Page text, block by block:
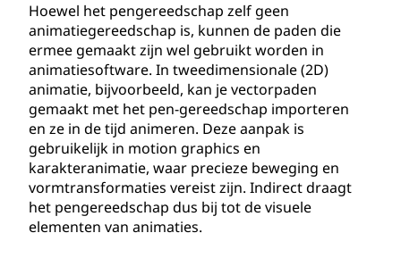
Hoewel het pengereedschap zelf geen
animatiegereedschap is, kunnen de paden die
ermee gemaakt zijn wel gebruikt worden in
animatiesoftware. In tweedimensionale (2D)
animatie, bijvoorbeeld, kan je vectorpaden
gemaakt met het pen-gereedschap importeren
en ze in de tijd animeren. Deze aanpak is
gebruikelijk in motion graphics en
karakteranimatie, waar precieze beweging en
vormtransformaties vereist zijn. Indirect draagt
het pengereedschap dus bij tot de visuele
elementen van animaties.